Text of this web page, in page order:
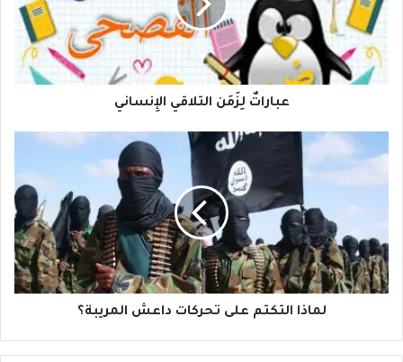
عباراتٌ لِزَمَن التلاقي الإِنساني
التكتم
المريبة؟
لماذا التكتم على تحركات داعش المريبة؟